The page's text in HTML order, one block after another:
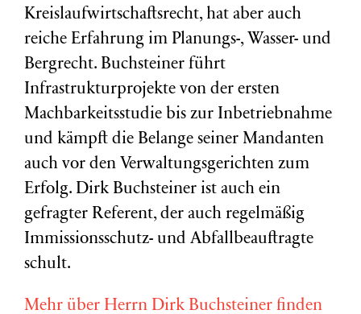
Kreislaufwirtschaftsrecht, hat aber auch
reiche Erfahrung im Planungs-, Wasser- und
Bergrecht. Buchsteiner führt
Infrastrukturprojekte von der ersten
Machbarkeitsstudie bis zur Inbetriebnahme
und kämpft die Belange seiner Mandanten
auch vor den Verwaltungsgerichten zum
Erfolg. Dirk Buchsteiner ist auch ein
gefragter Referent, der auch regelmäßig
Immissionsschutz- und Abfallbeauftragte
schult.
Mehr über Herrn Dirk Buchsteiner finden